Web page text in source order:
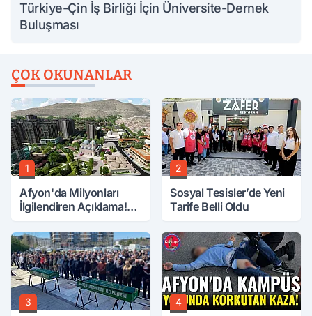
Türkiye-Çin İş Birliği İçin Üniversite-Dernek
Buluşması
ÇOK OKUNANLAR
1
Afyon'da Milyonları
İlgilendiren Açıklama!
2
Sosyal Tesisler’de Yeni
Tarife Belli Oldu
3 4